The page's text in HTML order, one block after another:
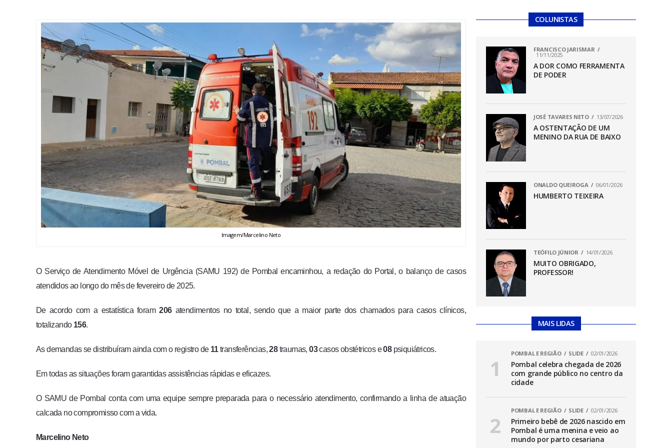
Imagem/Marcelino Neto
O Serviço de Atendimento Móvel de Urgência (SAMU 192) de Pombal encaminhou, a redação do Portal, o balanço de casos
atendidos ao longo do mês de fevereiro de 2025.
De acordo com a estatística foram206atendimentos no total, sendo que a maior parte dos chamados para casos clínicos,
totalizando 156.
As demandas se distribuíram ainda com o registro de 11transferências,28traumas,03casos obstétricos e08psiquiátricos.
Em todas as situações foram garantidas assistências rápidas e eficazes.
O SAMU de Pombal conta com uma equipe sempre preparada para o necessário atendimento, confirmando a linha de atuação
calcada no compromisso com a vida.
Marcelino Neto
COLUNISTAS
FRANCISCO JARISMAR
11/11/2025
A DOR COMO FERRAMENTA
DE PODER
JOSÉ TAVARES NETO 13/07/2026
A OSTENTAÇÃO DE UM
MENINO DA RUA DE BAIXO
ONALDO QUEIROGA 06/01/2026
HUMBERTO TEIXEIRA
TEÓFILO JÚNIOR 14/01/2026
MUITO OBRIGADO,
PROFESSOR!
MAIS LIDAS
POMBAL E REGIÃO SLIDE 02/01/2026
Pombal celebra chegada de 2026
com grande público no centro da
cidade
POMBAL E REGIÃO SLIDE 02/01/2026
Primeiro bebê de 2026 nascido em
Pombal é uma menina e veio ao
mundo por parto cesariana